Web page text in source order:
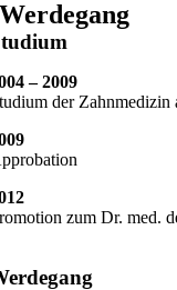
Werdegang
– 2009
der
zum Dr. med.